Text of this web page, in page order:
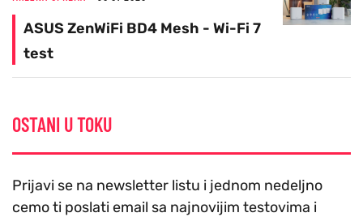
ASUS ZenWiFi BD4 Mesh - Wi-Fi 7
test
OSTANI U TOKU
Prijavi se na newsletter listu i jednom nedeljno
cemo ti poslati email sa najnovijim testovima i